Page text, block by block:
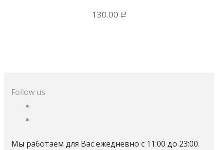
130.00 Р
Follow us
Мы работаем для Вас ежедневно с 11:00 до 23:00.